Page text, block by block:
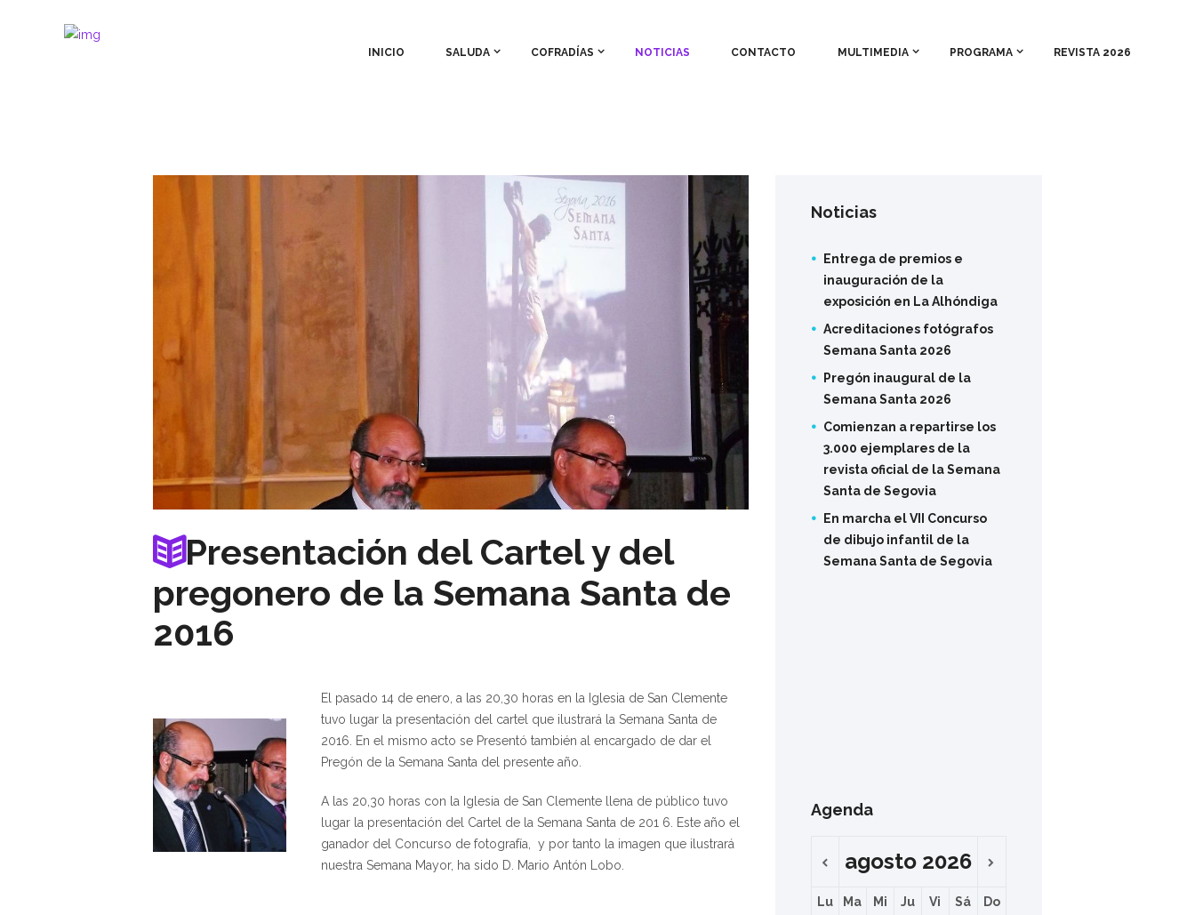
INICIO SALUDA COFRADÍAS NOTICIAS CONTACTO MULTIMEDIA PROGRAMA REVISTA 2026
Presentación del Cartel y del
pregonero de la Semana Santa de
2016
El pasado 14 de enero, a las 20,30 horas en la Iglesia de San Clemente
tuvo lugar la presentación del cartel que ilustrará la Semana Santa de
2016. En el mismo acto se Presentó también al encargado de dar el
Pregón de la Semana Santa del presente año.
A las 20,30 horas con la Iglesia de San Clemente llena de público tuvo
lugar la presentación del Cartel de la Semana Santa de 201 6. Este año el
ganador del Concurso de fotografía, y por tanto la imagen que ilustrará
nuestra Semana Mayor, ha sido D. Mario Antón Lobo.
Noticias
Entrega de premios e
inauguración de la
exposición en La Alhóndiga
Acreditaciones fotógrafos
Semana Santa 2026
Pregón inaugural de la
Semana Santa 2026
Comienzan a repartirse los
3.000 ejemplares de la
revista oficial de la Semana
Santa de Segovia
En marcha el VII Concurso
de dibujo infantil de la
Semana Santa de Segovia
Agenda
agosto 2026
Lu
Ma
Mi
Ju
Vi
Sá
Do